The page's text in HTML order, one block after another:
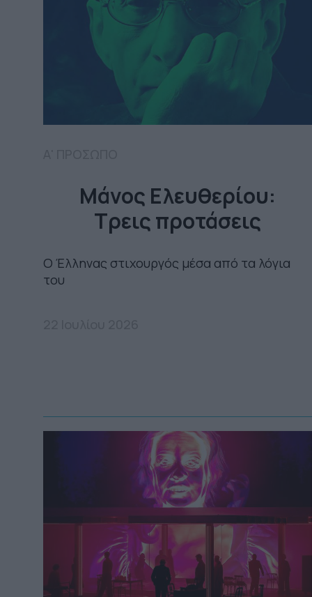
Μάνος Ελευθερίου:
Τρεις προτάσεις
Ο Έλληνας στιχουργός μέσα από τα λόγια
του